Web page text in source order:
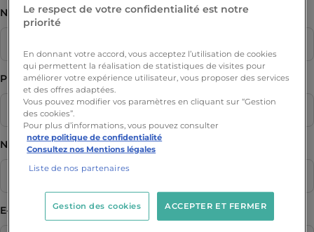
Nom
Prénom
Numéro de téléphone
E-mail
Le respect de votre confidentialité est notre
priorité
En donnant votre accord, vous acceptez l’utilisation de cookies
qui permettent la réalisation de statistiques de visites pour
améliorer votre expérience utilisateur, vous proposer des services
et des offres adaptées.
Vous pouvez modifier vos paramètres en cliquant sur “Gestion
des cookies”.
Pour plus d’informations, vous pouvez consulter
notre politique de confidentialité
Consultez nos Mentions légales
Liste de nos partenaires
ACCEPTER ET FERMER
Gestion des cookies